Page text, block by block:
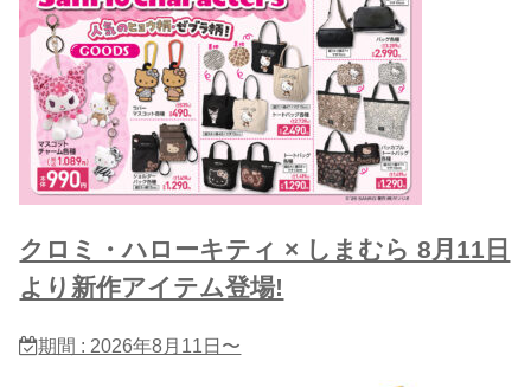
クロミ・ハローキティ × しまむら 8月11日
より新作アイテム登場!
期間 : 2026年8月11日〜